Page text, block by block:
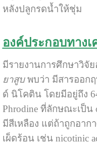
หลังปลูกรดน้ำให้ชุ่ม
องค์ประกอบทางเ
มีรายงานการศึกษาวิจั
ยาสูบพบว่า มีสารออก
ด์ นิโคติน โดยมีอยู่ถึง
Phrodine ที่ลักษณะเป็น
มีสีเหลือง แต่ถ้าถูกอาก
เผ็ดร้อน เช่น nicotinic